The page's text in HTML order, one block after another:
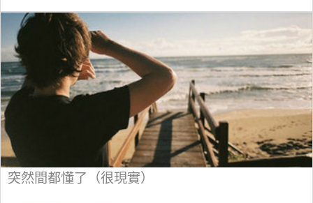
突然間都懂了（很現實）